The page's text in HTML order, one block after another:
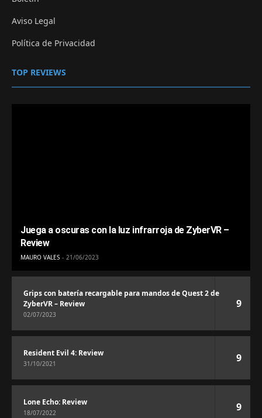
Aviso Legal
Política de Privacidad
TOP REVIEWS
Juega a oscuras con la luz infrarroja de ZyberVR –
Review
MAURO VALES 21/06/2023
Grips con batería recargable para mandos de Quest 2 de
ZyberVR – Review
02/07/2023
9
Resident Evil 4: Review
31/10/2021 9
Lone Echo: Review
18/07/2022 9